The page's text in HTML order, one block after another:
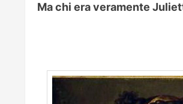
Ma chi era veramente